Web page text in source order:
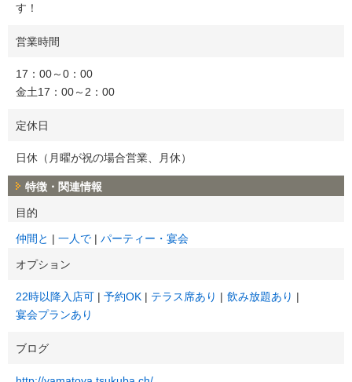
す！
営業時間
17：00～0：00
金土17：00～2：00
定休日
日休（月曜が祝の場合営業、月休）
特徴・関連情報
目的
仲間と 一人で パーティー・宴会
オプション
22時以降入店可 予約OK テラス席あり
飲み放題あり
宴会プランあり
ブログ